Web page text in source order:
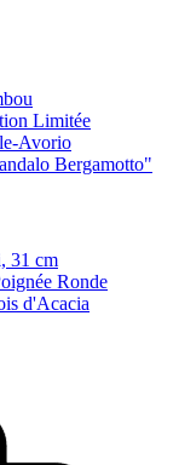
Limitée
Avorio
Bergamotto"
31 cm
Ronde
d'Acacia